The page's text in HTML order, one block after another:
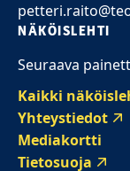
NÄKÖISLEHTI
Seuraava
Kaikki
Yhteystiedot
Mediakortti
Tietosuoja